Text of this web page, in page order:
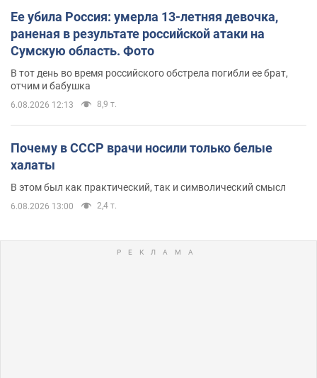
Ее убила Россия: умерла 13-летняя девочка,
раненая в результате российской атаки на
Сумскую область. Фото
В тот день во время российского обстрела погибли ее брат,
отчим и бабушка
6.08.2026 12:13 8,9 т.
Почему в СССР врачи носили только белые
халаты
В этом был как практический, так и символический смысл
6.08.2026 13:00 2,4 т.